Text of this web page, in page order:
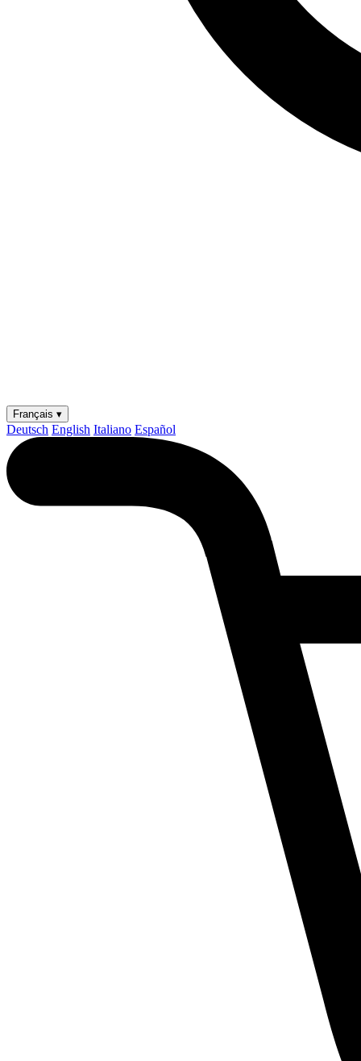
Français ▾
Deutsch English Italiano Español